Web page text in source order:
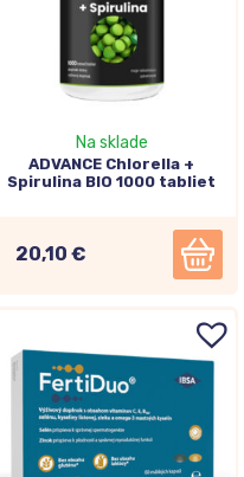
Na sklade
ADVANCE Chlorella +
Spirulina BIO 1000 tabliet
20,10 €